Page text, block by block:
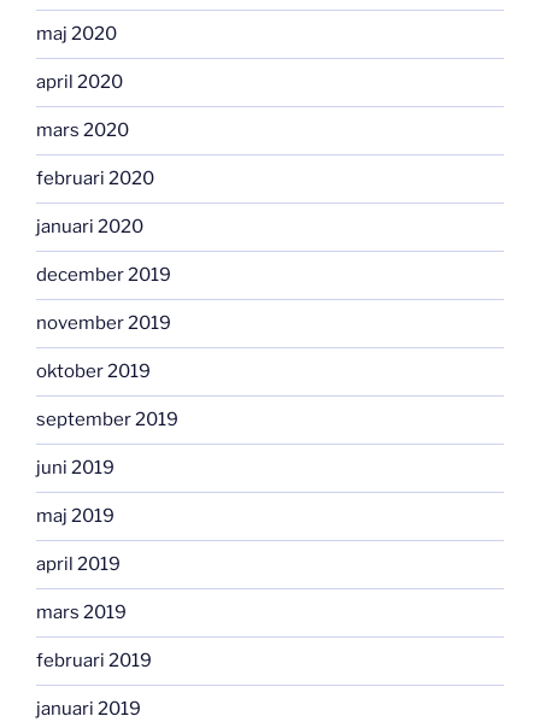
maj 2020
april 2020
mars 2020
februari 2020
januari 2020
december 2019
november 2019
oktober 2019
september 2019
juni 2019
maj 2019
april 2019
mars 2019
februari 2019
januari 2019